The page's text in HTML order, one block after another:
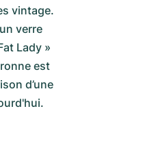
vintage.
verre
Lady »
est
d’une